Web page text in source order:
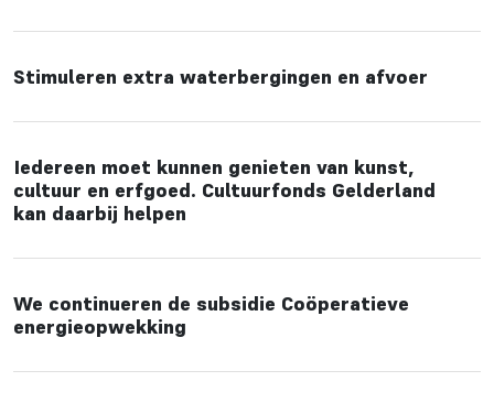
Stimuleren extra waterbergingen en afvoer
Iedereen moet kunnen genieten van kunst,
cultuur en erfgoed. Cultuurfonds Gelderland
kan daarbij helpen
We continueren de subsidie Coöperatieve
energieopwekking